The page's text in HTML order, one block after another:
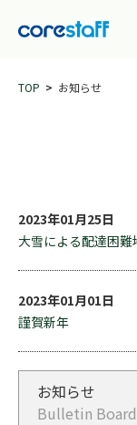
TOP お知らせ
2023年01月25日
大雪による配達困
2023年01月01日
謹賀新年
お知らせ
Bulletin Board